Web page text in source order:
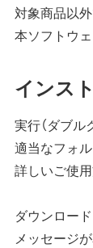
対象商品以
本ソフトウ
インス
実行（ダブル
適当なフォル
詳しいご使
ダウンロー
メッセージ